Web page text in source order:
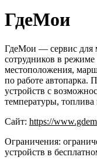
ГдеМои
ГдеМои — сервис для
сотрудников в
местоположения,
по работе автопарка.
устройств с
температуры, топлива
Сайт: https://
Ограничения:
устройств в